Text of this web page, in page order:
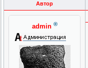
Автор
admin ®